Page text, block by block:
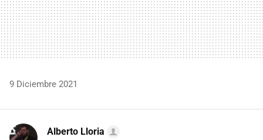
9 Diciembre 2021
Alberto Lloria